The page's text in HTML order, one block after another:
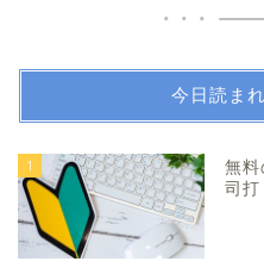
今日読ま
1
無料
司打